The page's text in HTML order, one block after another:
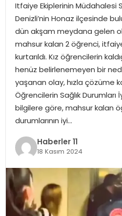
EĞITIM
MAGAZIN
SPOR
YAŞAM
Itfaiye Ekiplerinin Müdahalesi
Denizli’nin Honaz ilçesinde
dün akşam meydana gelen
mahsur kalan 2 öğrenci,
kurtarıldı. Kız öğrencilerin
henüz belirlenemeyen bir
yaşanan olay, hızla çözüme
Öğrencilerin Sağlık
bilgilere göre, mahsur kalan
durumlarının iyi…
Haberler 11
18 Kasım 2024